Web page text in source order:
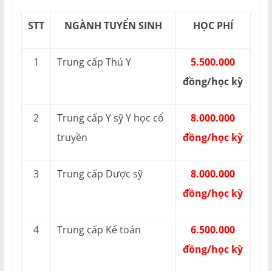
STT NGÀNH TUYỂN SINH HỌC PHÍ
1 Trung cấp Thú Y
5.500.000
đồng/học kỳ
2
Trung cấp Y sỹ Y học cổ
truyền
8.000.000
đồng/học kỳ
3 Trung cấp Dược sỹ
8.000.000
đồng/học kỳ
4 Trung cấp Kế toán
6.500.000
đồng/học kỳ